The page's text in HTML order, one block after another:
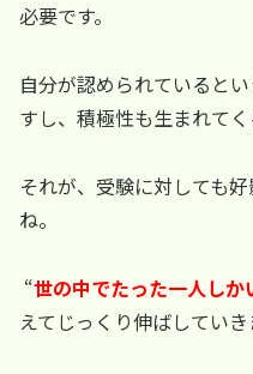
必要です。
自分が認められていると
すし、積極性も生まれて
それが、受験に対しても
ね。
“世の中でたった一人しか
えてじっくり伸ばしていき